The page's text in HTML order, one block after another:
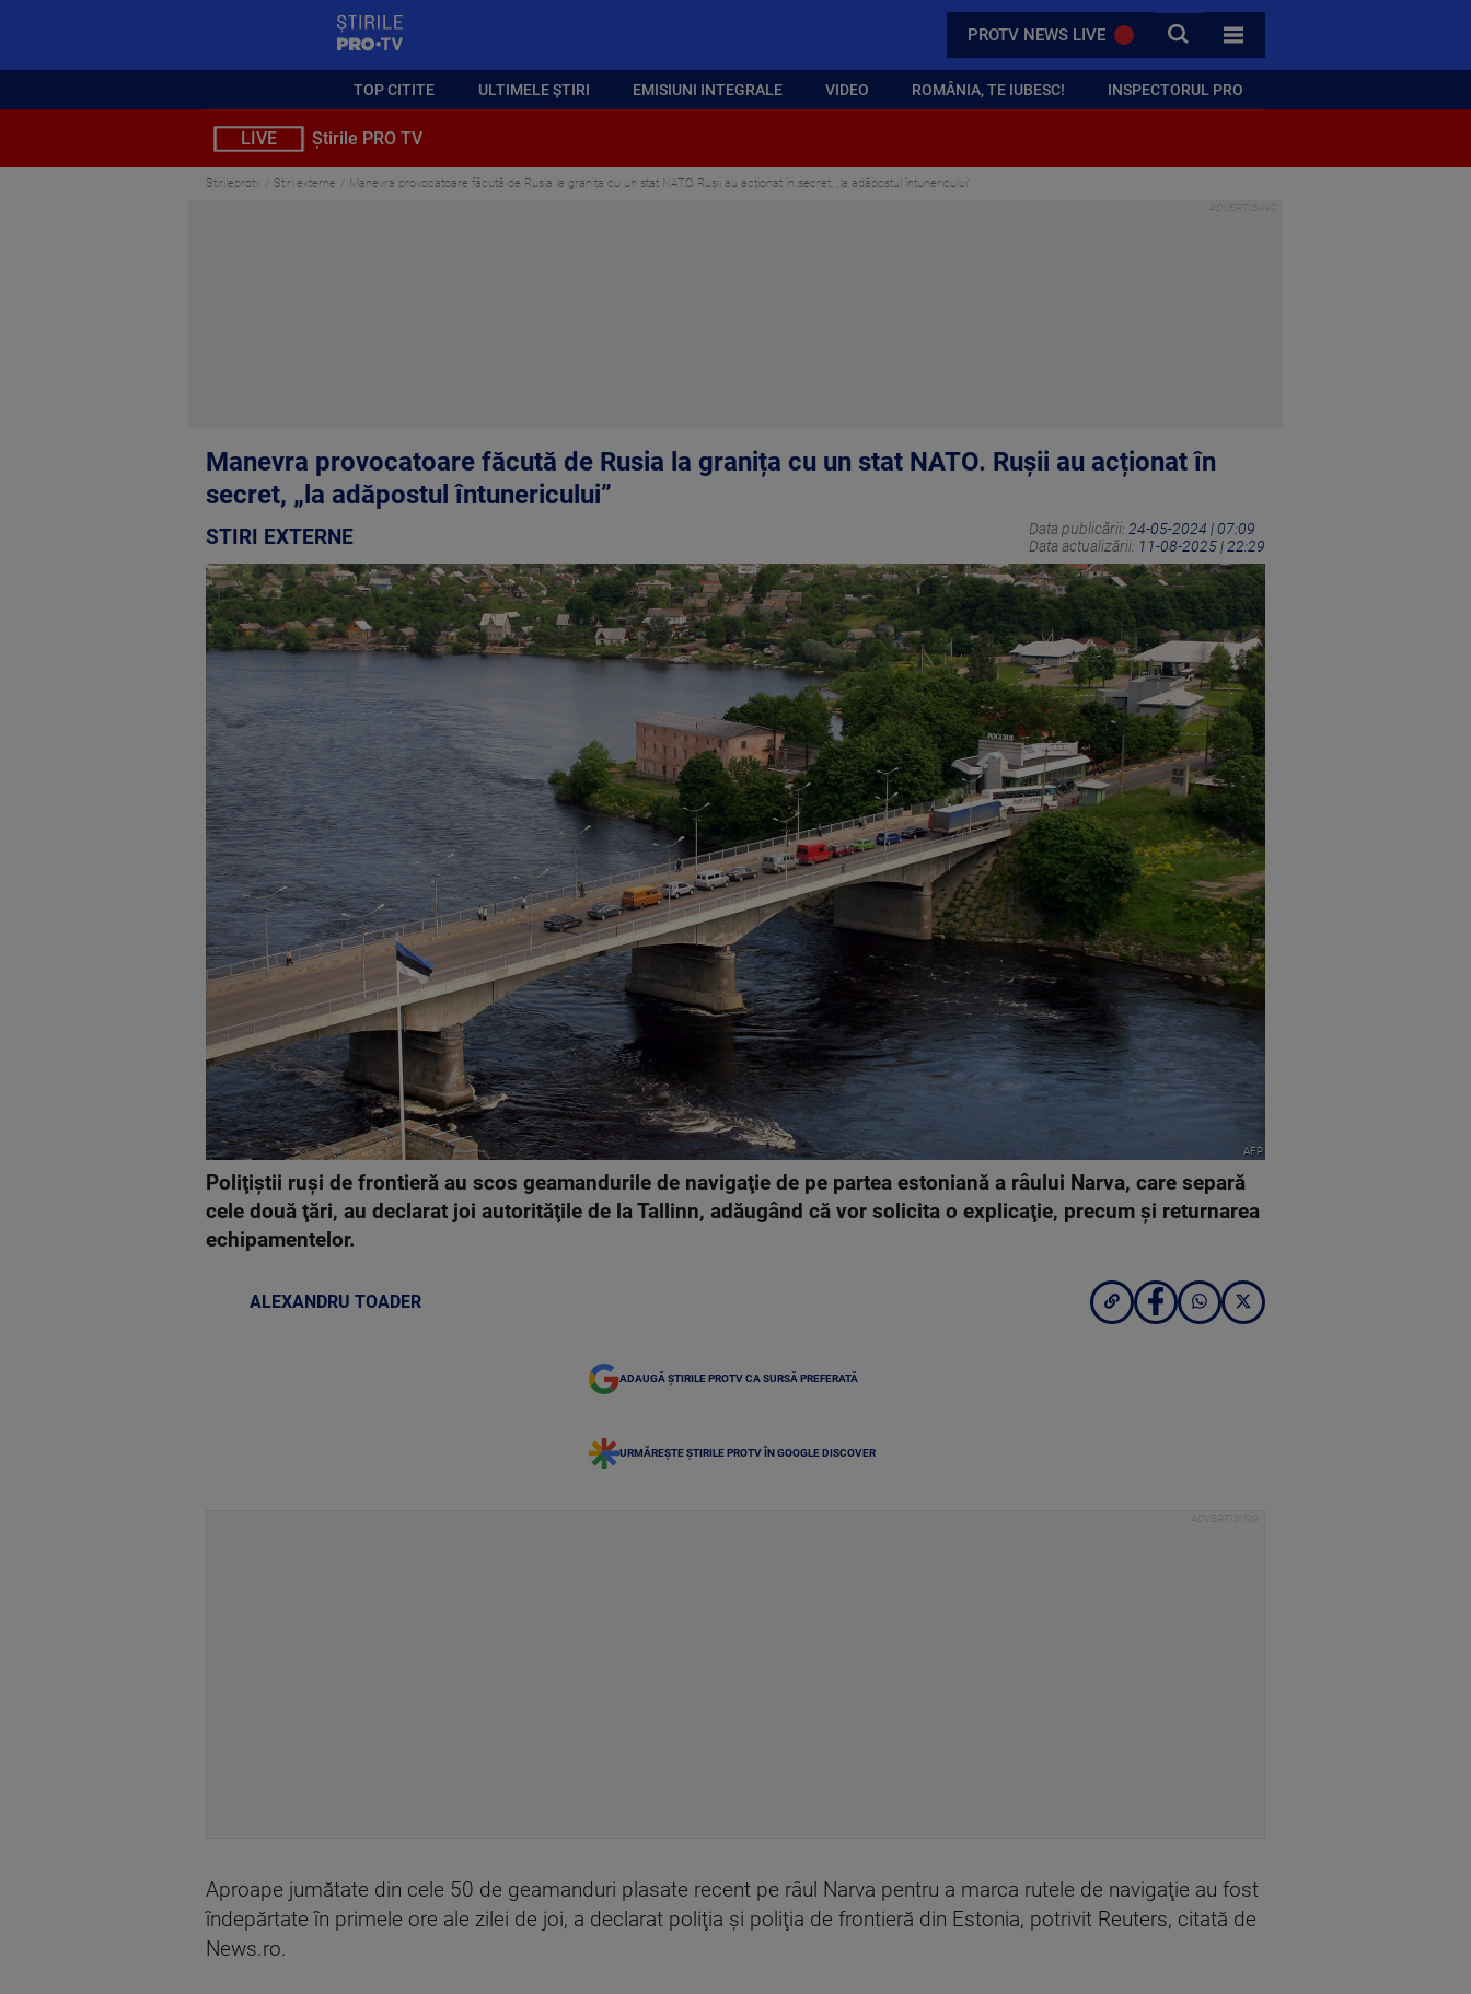
PROTV NEWS LIVE CAUTA
TOATE CATEGORIILE
TOP CITITE ULTIMELE ȘTIRI EMISIUNI INTEGRALE VIDEO ROMÂNIA, TE IUBESC! INSPECTORUL PRO
LIVE Știrile PRO TV
Stirileprotv Stiri externe Manevra provocatoare făcută de Rusia la granița cu un stat NATO. Rușii au acționat în secret, „la adăpostul întunericului”
Manevra provocatoare făcută de Rusia la granița cu un stat NATO. Rușii au acționat în
secret, „la adăpostul întunericului”
STIRI EXTERNE Data publicării: 24-05-2024 | 07:09
Data actualizării: 11-08-2025 | 22:29
AFP
Poliţiştii ruşi de frontieră au scos geamandurile de navigaţie de pe partea estoniană a râului Narva, care separă
cele două ţări, au declarat joi autorităţile de la Tallinn, adăugând că vor solicita o explicaţie, precum şi returnarea
echipamentelor.
ALEXANDRU TOADER
ADAUGĂ ȘTIRILE PROTV CA SURSĂ PREFERATĂ
URMĂREȘTE ȘTIRILE PROTV ÎN GOOGLE DISCOVER
Aproape jumătate din cele 50 de geamanduri plasate recent pe râul Narva pentru a marca rutele de navigaţie au fost
îndepărtate în primele ore ale zilei de joi, a declarat poliţia şi poliţia de frontieră din Estonia, potrivit Reuters, citată de
News.ro.